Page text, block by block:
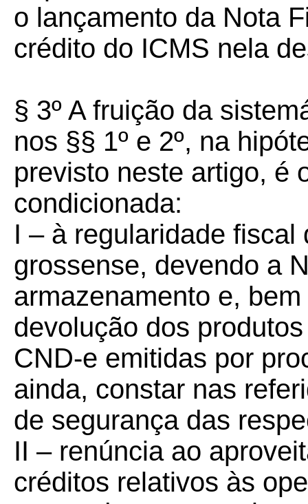
o lançamento da Nota
crédito do ICMS nela
§ 3º A fruição da
nos §§ 1º e 2º, na
previsto neste artigo, é
condicionada:
I – à regularidade fiscal
grossense, devendo a
armazenamento e,
devolução dos
CND-e emitidas por
ainda, constar nas
de segurança das
II – renúncia ao
créditos relativos às